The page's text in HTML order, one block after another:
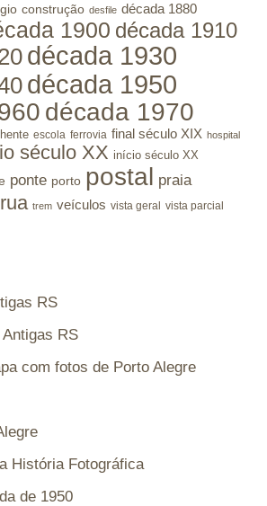
construção desfile década 1880
1900 década 1910
década 1930
década 1950
década 1970
escola ferrovia final século XIX hospital
século XX início século XX
ponte porto postal praia
rua trem veículos vista geral vista parcial
RS
RS
com fotos de Porto Alegre
História Fotográfica
de 1950